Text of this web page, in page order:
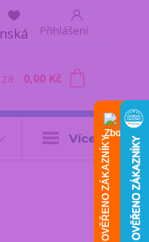
Přihlášení
za 0,00 Kč
Více OVĚŘENO ZÁKAZNÍKY